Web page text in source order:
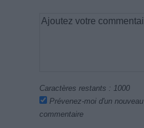
Caractères restants : 1000
Prévenez-moi d'un nouveau
commentaire